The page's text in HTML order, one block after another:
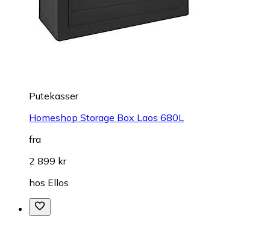
Putekasser
Homeshop Storage Box Laos 680L
fra
2 899 kr
hos Ellos